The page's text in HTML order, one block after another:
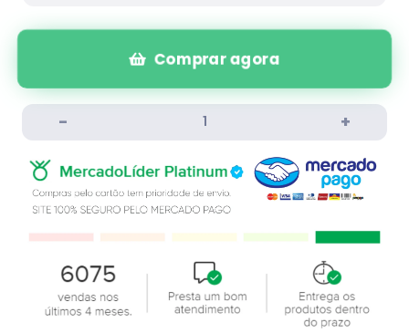
Comprar agora